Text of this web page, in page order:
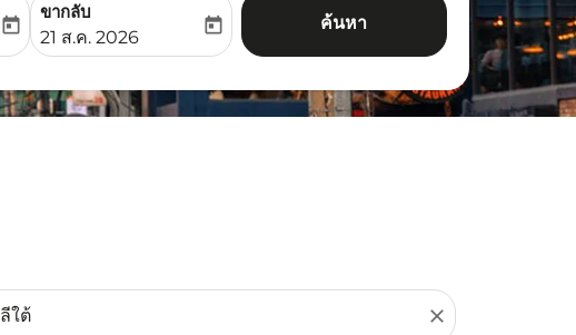
date-aria-label
today
ขากลับ
fc-booking-return-date-aria-label
21 ส.ค. 2026
today ค้นหา
close